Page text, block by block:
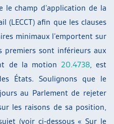
le champ d’application de la
(LECCT) afin que les clauses
minimaux l’emportent sur
premiers sont inférieurs aux
de la motion 20.4738, est
États. Soulignons que le
au Parlement de rejeter
les raisons de sa position,
(voir ci-dessous « Sur le